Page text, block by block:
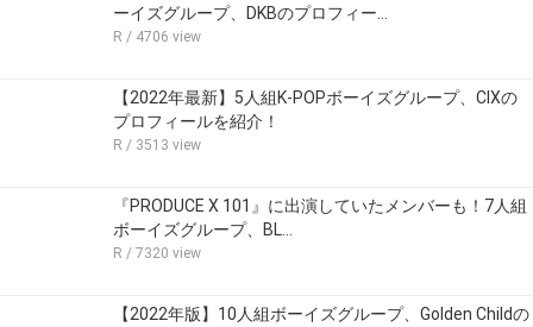
ーイズグループ、DKBのプロフィー…
R / 4706 view
【2022年最新】5人組K-POPボーイズグループ、CIXの
プロフィールを紹介！
R / 3513 view
『PRODUCE X 101』に出演していたメンバーも！7人組
ボーイズグループ、BL…
R / 7320 view
【2022年版】10人組ボーイズグループ、Golden Childの